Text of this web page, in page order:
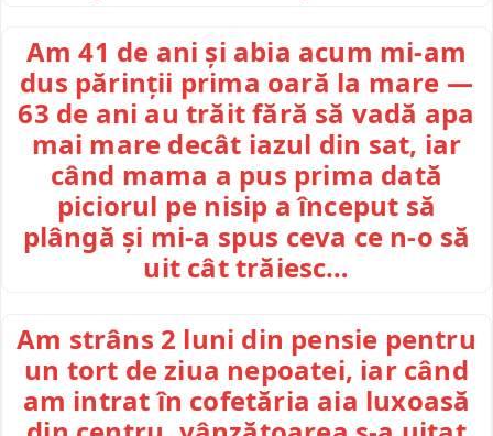
Am 41 de ani și abia acum mi-am
dus părinții prima oară la mare —
63 de ani au trăit fără să vadă apa
mai mare decât iazul din sat, iar
când mama a pus prima dată
piciorul pe nisip a început să
plângă și mi-a spus ceva ce n-o să
uit cât trăiesc…
Am strâns 2 luni din pensie pentru
un tort de ziua nepoatei, iar când
am intrat în cofetăria aia luxoasă